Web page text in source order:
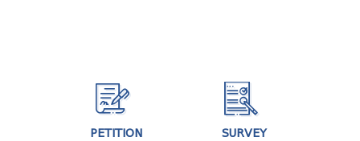
PETITION
SURVEY